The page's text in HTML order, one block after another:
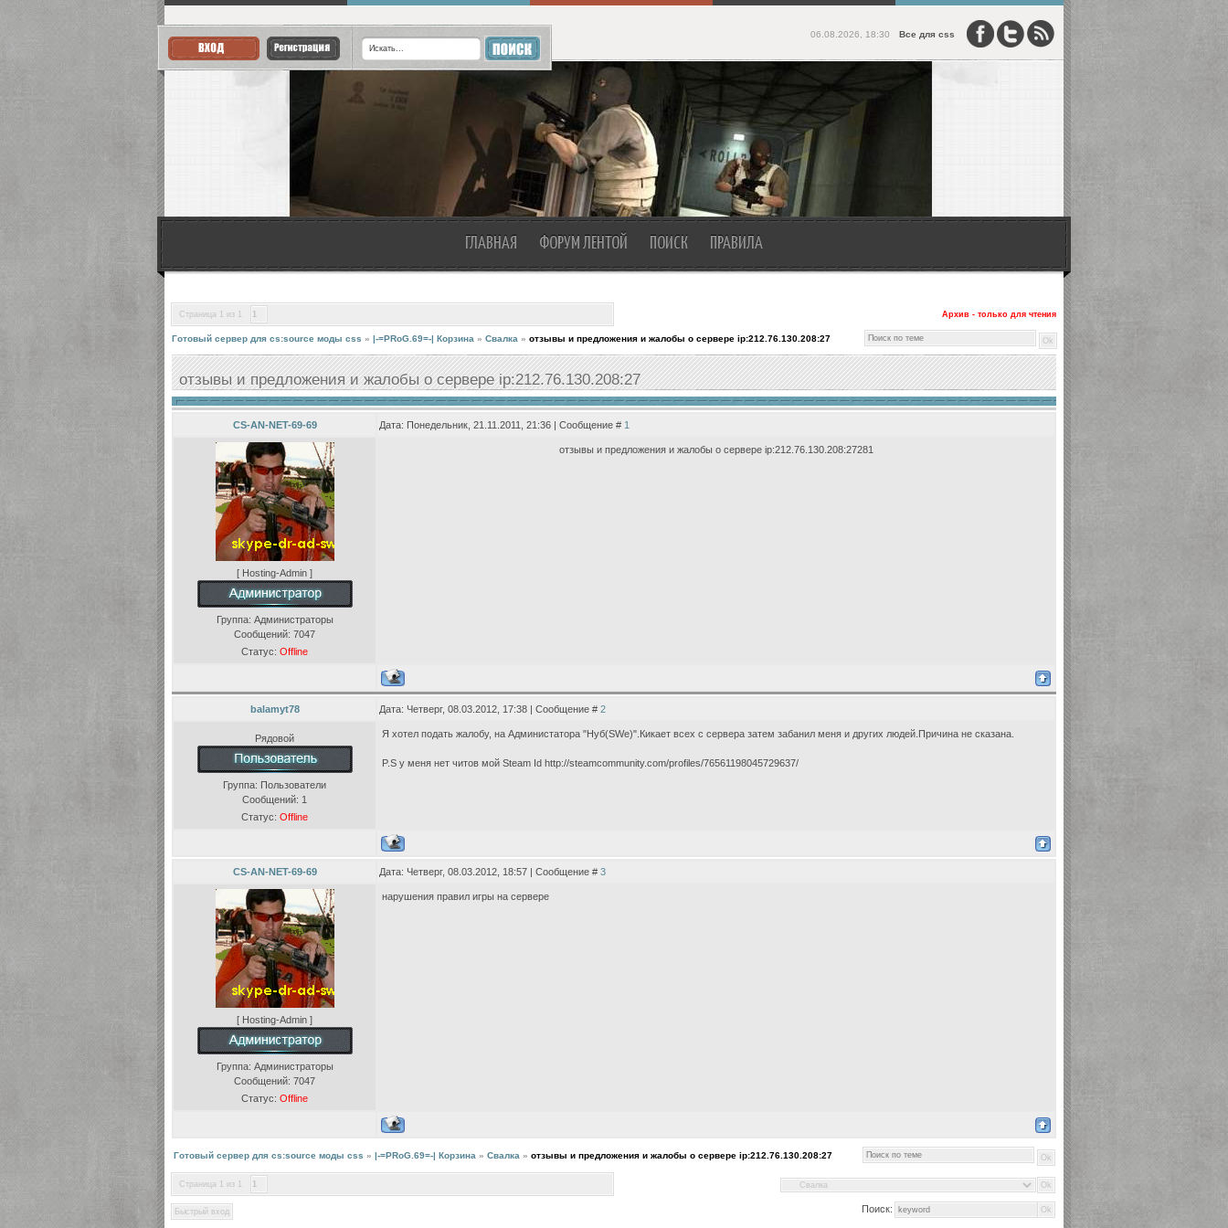
06.08.2026, 18:30 Все для css
ГЛАВНАЯ ФОРУМ ЛЕНТОЙ ПОИСК ПРАВИЛА
Страница 1 из 1 1 Архив - только для чтения
Готовый сервер для cs:source моды css » |-=PRoG.69=-| Корзина » Свалка » отзывы и предложения и жалобы о сервере ip:212.76.130.208:27
отзывы и предложения и жалобы о сервере ip:212.76.130.208:27
CS-AN-NET-69-69 Дата: Понедельник, 21.11.2011, 21:36 | Сообщение # 1
[ Hosting-Admin ]
Группа: Администраторы
Сообщений: 7047
Статус: Offline
отзывы и предложения и жалобы о сервере ip:212.76.130.208:27281
balamyt78 Дата: Четверг, 08.03.2012, 17:38 | Сообщение # 2
Рядовой
Группа: Пользователи
Сообщений: 1
Статус: Offline
Я хотел подать жалобу, на Администатора "Нуб(SWe)".Кикает всех с сервера затем забанил меня и других людей.Причина не сказана.
P.S у меня нет читов мой Steam Id http://steamcommunity.com/profiles/76561198045729637/
CS-AN-NET-69-69 Дата: Четверг, 08.03.2012, 18:57 | Сообщение # 3
[ Hosting-Admin ]
Группа: Администраторы
Сообщений: 7047
Статус: Offline
нарушения правил игры на сервере
Готовый сервер для cs:source моды css » |-=PRoG.69=-| Корзина » Свалка » отзывы и предложения и жалобы о сервере ip:212.76.130.208:27
Страница 1 из 1 1
Поиск: